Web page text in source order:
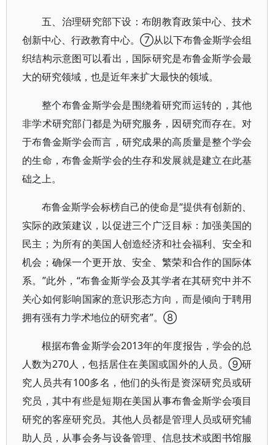
五、治理研究部下设：布朗教育政策中心、技术
创新中心、行政教育中心。⑦从以下布鲁金斯学会组
织结构示意图可以看出，国际研究是布鲁金斯学会最
大的研究领域，也是近年来扩大最快的领域。
整个布鲁金斯学会是围绕着研究而运转的，其他
非学术研究部门都是为研究服务，因研究而存在。对
于布鲁金斯学会而言，研究成果的高质量是整个学会
的生命，布鲁金斯学会的生存和发展就是建立在此基
础之上。
布鲁金斯学会标榜自己的使命是“提供有创新的、
实际的政策建议，以促进三个广泛目标：加强美国的
民主；为所有的美国人创造经济和社会福利、安全和
机会；确保一个更开放、安全、繁荣和合作的国际体
系。”此外，“布鲁金斯学会及其学者在其研究中并不
关心如何影响国家的意识形态方向，而是倾向于聘用
拥有强有力学术地位的研究者”。⑧
根据布鲁金斯学会2013年的年度报告，学会的总
人数为270人，包括居住在美国或国外的人员。⑨研
究人员共有100多名，他们的头衔是资深研究员或研
究员，其中有些是短期在美国从事布鲁金斯学会项目
研究的客座研究员。其他人员都是管理人员或研究辅
助人员，从事会务与设备管理、信息技术或图书馆服